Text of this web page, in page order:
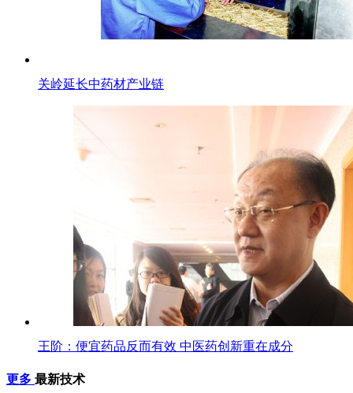
关岭延长中药材产业链
王阶：便宜药品反而有效 中医药创新重在成分
更多 最新技术